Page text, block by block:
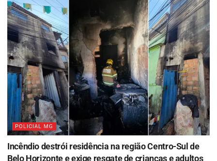
POLICIAL MG
Incêndio destrói residência na região Centro-Sul de
Belo Horizonte e exige resgate de crianças e adultos